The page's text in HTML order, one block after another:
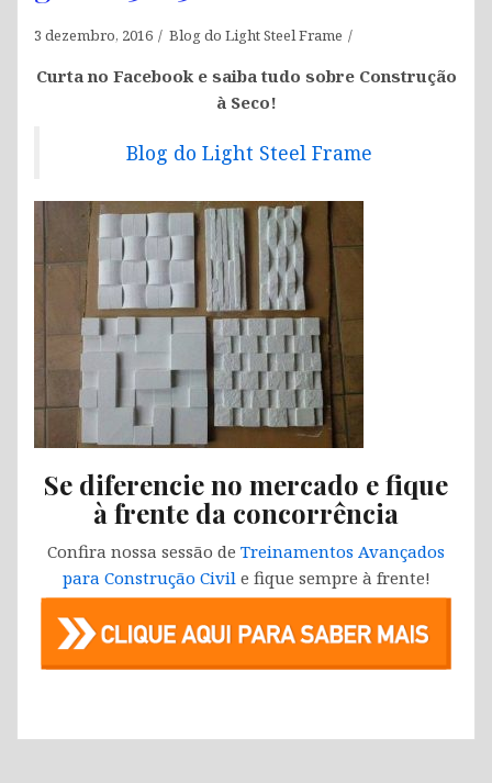
3 dezembro, 2016 Blog do Light Steel Frame
Curta no Facebook e saiba tudo sobre Construção
à Seco!
Blog do Light Steel Frame
Se diferencie no mercado e fique
à frente da concorrência
Confira nossa sessão de Treinamentos Avançados
para Construção Civile fique sempre à frente!